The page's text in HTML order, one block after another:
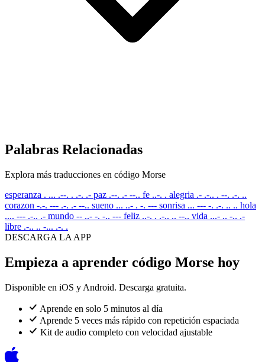
Palabras Relacionadas
Explora más traducciones en código Morse
esperanza . ... .--. . .-. .- paz .--. .- --.. fe ..-. . alegria .- .-.. . --. .-. ..
corazon -.-. --- .-. .- --.. sueno ... ..- . -. --- sonrisa ... --- -. .-. .. .. hola
.... --- .-.. .- mundo -- ..- -. -.. --- feliz ..-. . .-.. .. --.. vida ...- .. -.. .-
libre .-.. .. -... .-. .
DESCARGA LA APP
Empieza a aprender código Morse hoy
Disponible en iOS y Android. Descarga gratuita.
Aprende en solo 5 minutos al día
Aprende 5 veces más rápido con repetición espaciada
Kit de audio completo con velocidad ajustable